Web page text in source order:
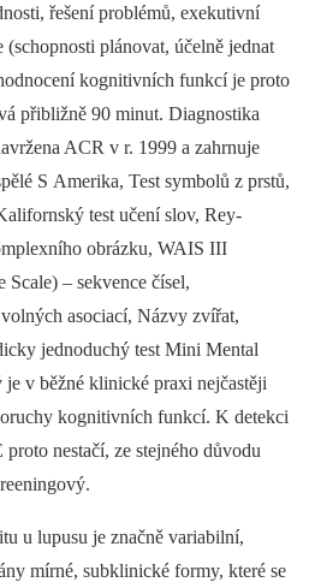
řešení problémů, exekutivní
plánovat, účelně jednat
kognitivních funkcí je proto
přibližně 90 minut. Diagnostika
ACR v r. 1999 a zahrnuje
S Amerika, Test symbolů z prstů,
test učení slov, Rey-
obrázku, WAIS III
–⁠ sekvence čísel,
asociací, Názvy zvířat,
jednoduchý test Mini Mental
v běžné klinické praxi nejčastěji
kognitivních funkcí. K detekci
nestačí, ze stejného důvodu
u lupusu je značně variabilní,
mírné, subklinické formy, které se